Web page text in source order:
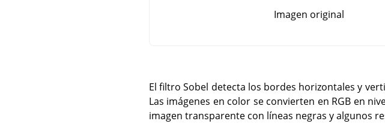
Imagen original
El filtro Sobel detecta los bordes horizontales y
Las imágenes en color se convierten en RGB en
imagen transparente con líneas negras y algunos